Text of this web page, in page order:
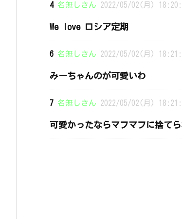
4 名無しさん 2022/05/02(月)
We love ロシア定期
6 名無しさん 2022/05/02(月)
みーちゃんのが可愛いわ
7 名無しさん 2022/05/02(月)
可愛かったならマフマフに捨て